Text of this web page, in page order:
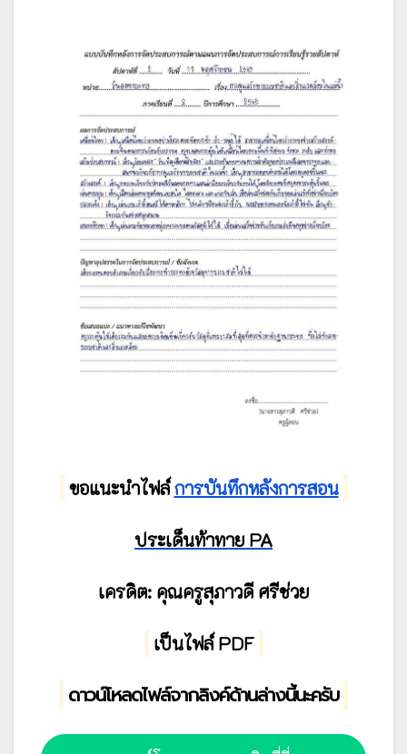
ขอแนะนำไฟล์การบันทึกหลังการสอน
ประเด็นท้าทาย PA
เครดิต: คุณครูสุภาวดี ศรีช่วย
เป็นไฟล์ PDF
ดาวน์โหลดไฟล์จากลิงค์ด้านล่างนี้นะครับ